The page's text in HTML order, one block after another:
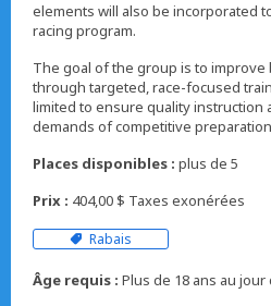
elements will also be incorporated
racing program.
The goal of the group is to
through targeted, race-focused
limited to ensure quality instruction
demands of competitive
Places disponibles : plus de 5
Prix : 404,00 $ Taxes exonérées
Rabais
Âge requis : Plus de 18 ans au jour